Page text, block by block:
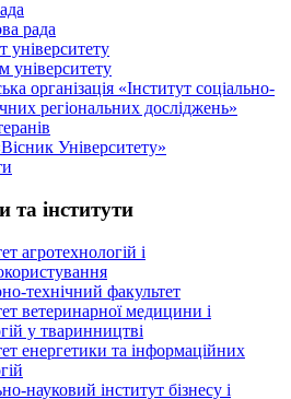
рада
університету
університету
організація «Інститут соціально-
регіональних досліджень»
Університету»
та інститути
агротехнологій і
технічний факультет
ветеринарної медицини і
у тваринництві
енергетики та інформаційних
науковий інститут бізнесу і